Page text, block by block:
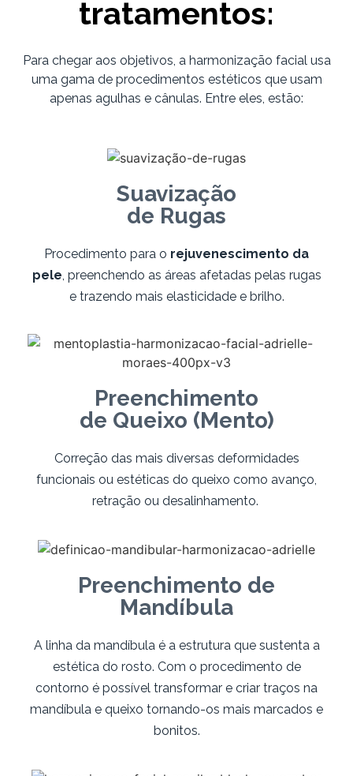
tratamentos:
Para chegar aos objetivos, a harmonização facial usa
uma gama de procedimentos estéticos que usam
apenas agulhas e cânulas. Entre eles, estão:
Suavização
de Rugas
Procedimento para o rejuvenescimento da
pele , preenchendo as áreas afetadas pelas rugas
e trazendo mais elasticidade e brilho.
Preenchimento
de Queixo (Mento)
Correção das mais diversas deformidades
funcionais ou estéticas do queixo como avanço,
retração ou desalinhamento.
Preenchimento de
Mandíbula
A linha da mandíbula é a estrutura que sustenta a
estética do rosto. Com o procedimento de
contorno é possível transformar e criar traços na
mandíbula e queixo tornando-os mais marcados e
bonitos.